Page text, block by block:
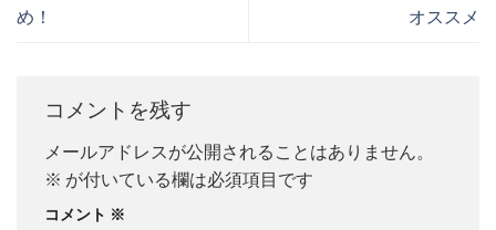
め！
オススメ
コメントを残す
メールアドレスが公開されることはありません。
※ が付いている欄は必須項目です
コメント ※